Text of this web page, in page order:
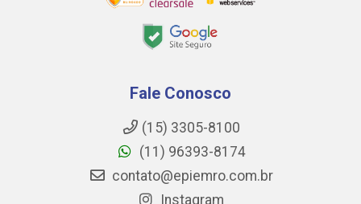
Fale Conosco
(15) 3305-8100
(11) 96393-8174
contato@epiemro.com.br
Instagram